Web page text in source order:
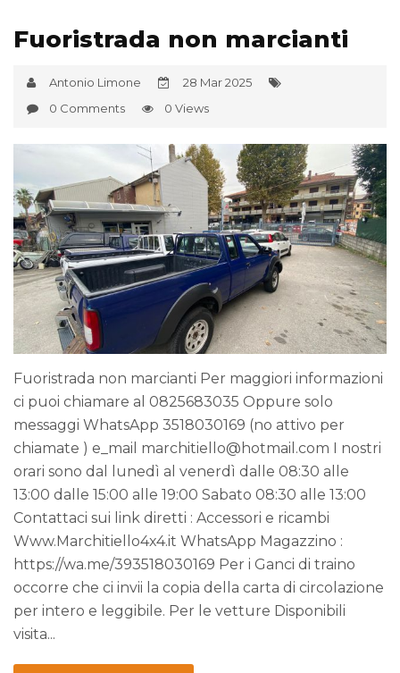
Fuoristrada non marcianti
Antonio Limone
28 Mar 2025
0 Comments
0 Views
Fuoristrada non marcianti Per maggiori informazioni
ci puoi chiamare al 0825683035 Oppure solo
messaggi WhatsApp 3518030169 (no attivo per
chiamate ) e_mail marchitiello@hotmail.com I nostri
orari sono dal lunedì al venerdì dalle 08:30 alle
13:00 dalle 15:00 alle 19:00 Sabato 08:30 alle 13:00
Contattaci sui link diretti : Accessori e ricambi
Www.Marchitiello4x4.it WhatsApp Magazzino :
https://wa.me/393518030169 Per i Ganci di traino
occorre che ci invii la copia della carta di circolazione
per intero e leggibile. Per le vetture Disponibili
visita...